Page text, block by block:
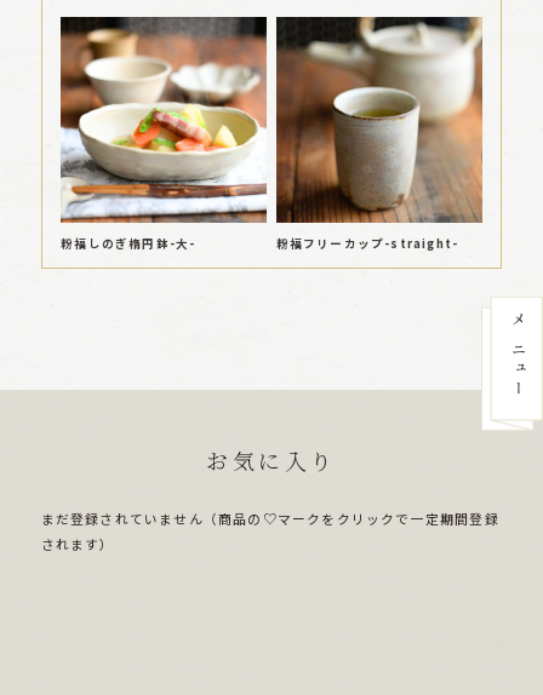
粉福しのぎ楕円鉢-大- 粉福フリーカップ-straight-
お気に入り
まだ登録されていません（商品の♡マークをクリックで一定期間登録
されます）